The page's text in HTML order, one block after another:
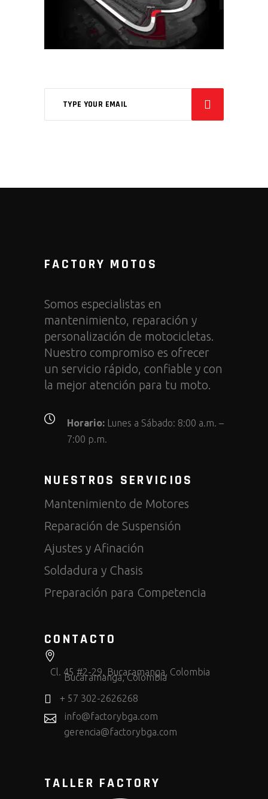
FACTORY MOTOS
Somos especialistas en
mantenimiento, reparación y
personalización de motocicletas.
Nuestro compromiso es ofrecer
un servicio rápido, confiable y con
la mejor atención para tu moto.
Horario: Lunes a Sábado: 8:00 a.m. –
7:00 p.m.
NUESTROS SERVICIOS
Mantenimiento de Motores
Reparación de Suspensión
Ajustes y Afinación
Soldadura y Chasis
Preparación para Competencia
CONTACTO
Cl. 45 #2-29, Bucaramanga, Colombia
Bucaramanga, Colombia
+ 57 302-2626268
info@factorybga.com
gerencia@factorybga.com
TALLER FACTORY